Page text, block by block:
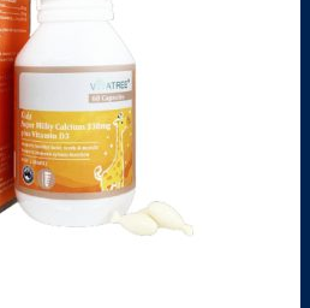
giỏ hàng.